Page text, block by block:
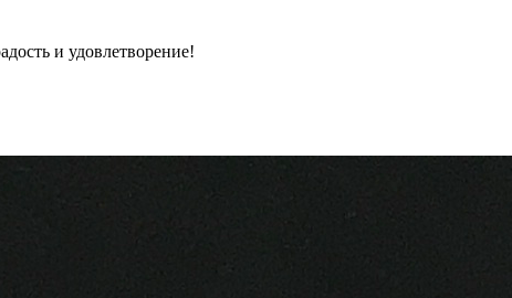
и удовлетворение!